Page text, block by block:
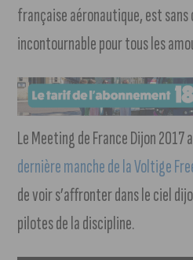
française aéronautique, est
incontournable pour tous les
Le Meeting de France Dijon
dernière manche de la Voltige
de voir s’affronter dans le ciel
pilotes de la discipline.